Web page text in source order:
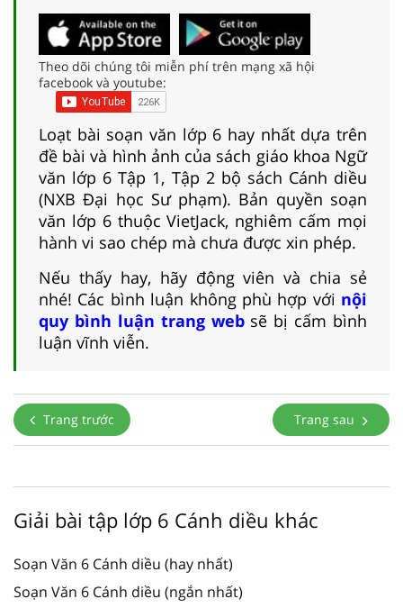
Theo dõi chúng tôi miễn phí trên mạng xã hội
facebook và youtube:
Loạt bài soạn văn lớp 6 hay nhất dựa trên
đề bài và hình ảnh của sách giáo khoa Ngữ
văn lớp 6 Tập 1, Tập 2 bộ sách Cánh diều
(NXB Đại học Sư phạm). Bản quyền soạn
văn lớp 6 thuộc VietJack, nghiêm cấm mọi
hành vi sao chép mà chưa được xin phép.
Nếu thấy hay, hãy động viên và chia sẻ
nhé! Các bình luận không phù hợp với nội
quy bình luận trang websẽ bị cấm bình
luận vĩnh viễn.
Trang trước Trang sau
Giải bài tập lớp 6 Cánh diều khác
Soạn Văn 6 Cánh diều (hay nhất)
Soạn Văn 6 Cánh diều (ngắn nhất)